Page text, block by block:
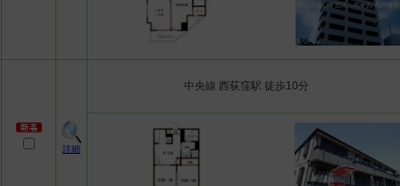
詳細
中央線 西荻窪駅 徒歩10分